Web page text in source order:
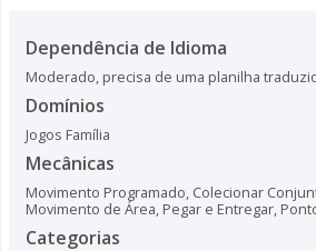
Dependência de Idioma
Moderado, precisa de uma planilha
Domínios
Jogos Família
Mecânicas
Movimento Programado, Colecionar
Movimento de Área, Pegar e Entregar,
Categorias